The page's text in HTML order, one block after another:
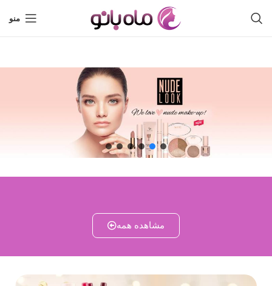
منو
مشاهده همه